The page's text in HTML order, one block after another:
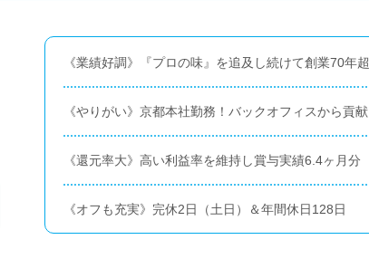
《業績好調》『プロの味』を追及し続けて創業70年超
《やりがい》京都本社勤務！バックオフィスから貢献
《還元率大》高い利益率を維持し賞与実績6.4ヶ月分
《オフも充実》完休2日（土日）＆年間休日128日